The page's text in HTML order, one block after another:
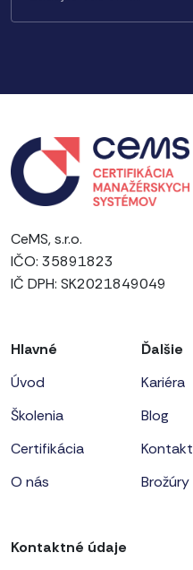
CeMS, s.r.o.
IČO: 35891823
IČ DPH: SK2021849049
Hlavné
Úvod
Školenia
Certifikácia
O nás
Ďalšie
Kariéra
Blog
Kontakt
Brožúry
Kontaktné údaje